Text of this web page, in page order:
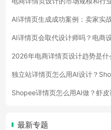
AI详情页生成成功案例：卖家实
AI详情页会取代设计师吗？电商
2026年电商详情页设计趋势是什
独立站详情页怎么用AI设计？
Shopee详情页怎么用AI做？虾
最新专题